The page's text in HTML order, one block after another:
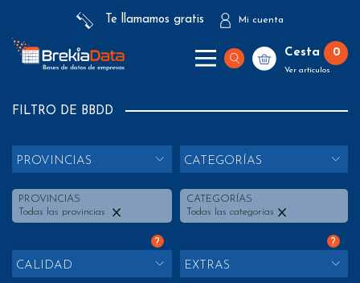
Te llamamos gratis Mi cuenta
Cesta 0
Ver artículos
FILTRO DE BBDD
PROVINCIAS
PROVINCIAS
Todas las provincias
CATEGORÍAS
CATEGORÍAS
Todas las categorías
?
CALIDAD
?
EXTRAS